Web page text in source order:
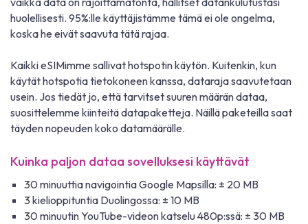
huolellisesti. 95%:lle käyttäjistämme tämä ei ole ongelma,
koska he eivät saavuta tätä rajaa.
Kaikki eSIMimme sallivat hotspotin käytön. Kuitenkin, kun
käytät hotspotia tietokoneen kanssa, dataraja saavutetaan
usein. Jos tiedät jo, että tarvitset suuren määrän dataa,
suosittelemme kiinteitä datapaketteja. Näillä paketeilla saat
täyden nopeuden koko datamäärälle.
Kuinka paljon dataa sovelluksesi käyttävät
30 minuuttia navigointia Google Mapsilla: ± 20 MB
3 kielioppituntia Duolingossa: ± 10 MB
30 minuutin YouTube-videon katselu 480p:ssä: ± 30 MB